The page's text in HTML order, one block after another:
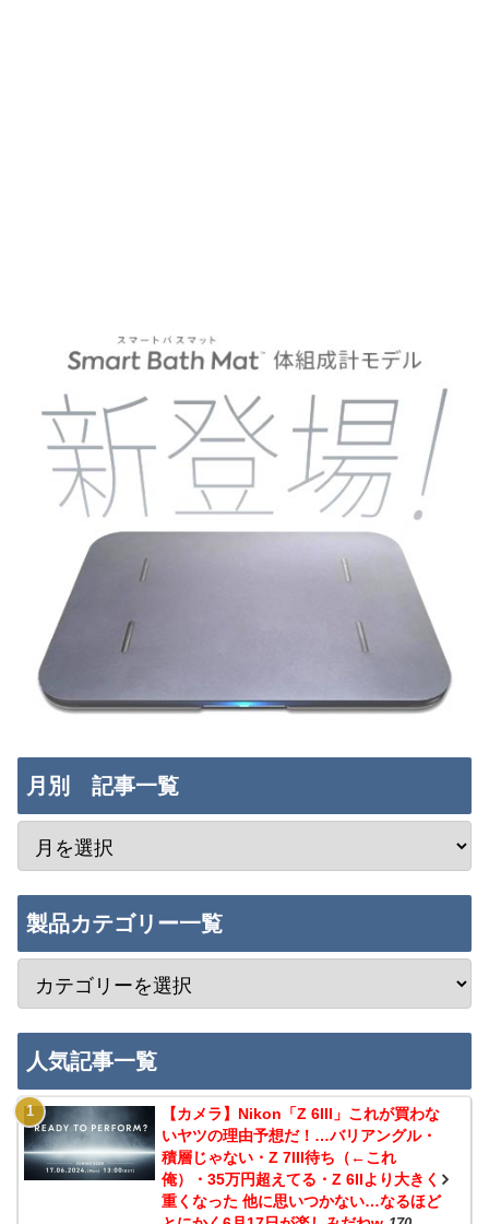
月別 記事一覧
製品カテゴリー一覧
人気記事一覧
【カメラ】Nikon「Z 6III」これが買わな
いヤツの理由予想だ！…バリアングル・
積層じゃない・Z 7III待ち（←これ
俺）・35万円超えてる・Z 6IIより大きく
重くなった 他に思いつかない…なるほど